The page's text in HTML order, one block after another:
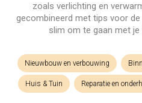
zoals verlichting en
gecombineerd met tips voor
slim om te gaan met
Nieuwbouw en verbouwing
Huis & Tuin Reparatie en